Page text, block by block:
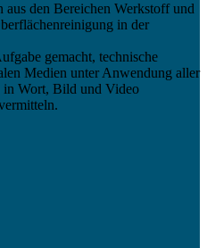
den Bereichen Werkstoff und
in der
gemacht, technische
Medien unter Anwendung aller
in Wort, Bild und Video